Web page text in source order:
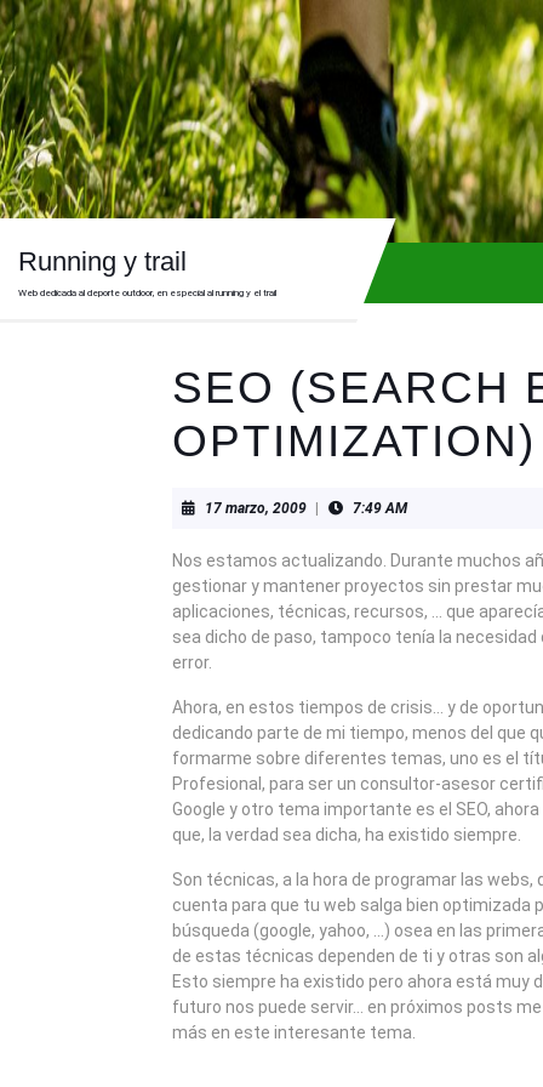
Skip
to
content
Running y trail
Web dedicada al deporte outdoor, en especial al running y el trail
SEO (SEARCH
OPTIMIZATION)
17 marzo, 200917
2009
7:49 AM
Nos estamos actualizando. Durante muchos
gestionar y mantener proyectos sin prestar
aplicaciones, técnicas, recursos, … que
sea dicho de paso, tampoco tenía la necesidad
error.
Ahora, en estos tiempos de crisis… y de
dedicando parte de mi tiempo, menos del que
formarme sobre diferentes temas, uno es el
Profesional, para ser un consultor-asesor
Google y otro tema importante es el SEO,
que, la verdad sea dicha, ha existido siempre.
Son técnicas, a la hora de programar las webs,
cuenta para que tu web salga bien optimizada
búsqueda (google, yahoo, …) osea en las
de estas técnicas dependen de ti y otras son
Esto siempre ha existido pero ahora está muy
futuro nos puede servir… en próximos posts
más en este interesante tema.